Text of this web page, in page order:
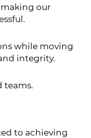
our
while moving
integrity.
teams.
to achieving